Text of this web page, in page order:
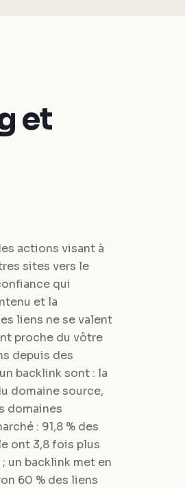
et
actions visant à
sites vers le
qui
et la
liens ne se valent
proche du vôtre
depuis des
backlink sont : la
domaine source,
domaines
: 91,8 % des
ont 3,8 fois plus
un backlink met en
60 % des liens